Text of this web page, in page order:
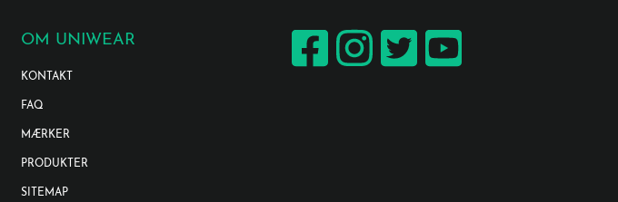
OM UNIWEAR
KONTAKT
FAQ
MÆRKER
PRODUKTER
SITEMAP